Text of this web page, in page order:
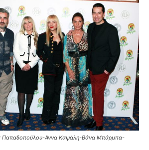
Παπαδοπούλου-Άννα Καψάλη-Βάνα Μπάρμπα-